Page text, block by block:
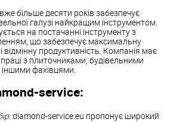
більше десяти років забезпечує
галузі найкращим інструментом.
на постачанні інструменту з
що забезпечує максимальну
відмінну продуктивність. Компанія має
з плиточниками, будівельними
фахівцями.
service:
: diamond-service.eu пропонує широкий